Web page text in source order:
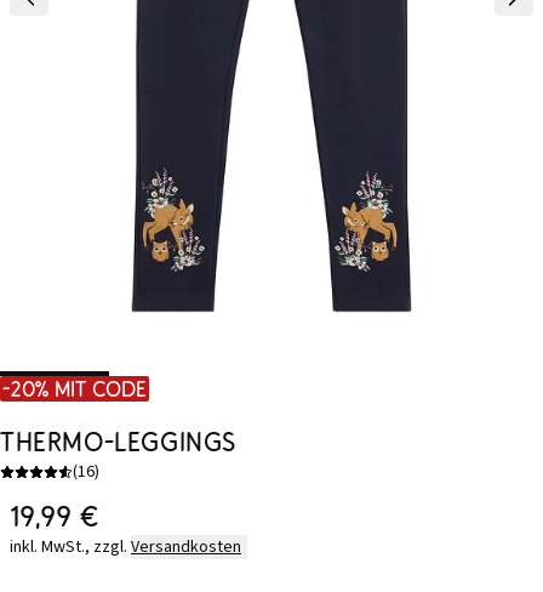
-20% mit Code
Thermo-Leggings
(16)
19,99 €
inkl. MwSt., zzgl. Versandkosten